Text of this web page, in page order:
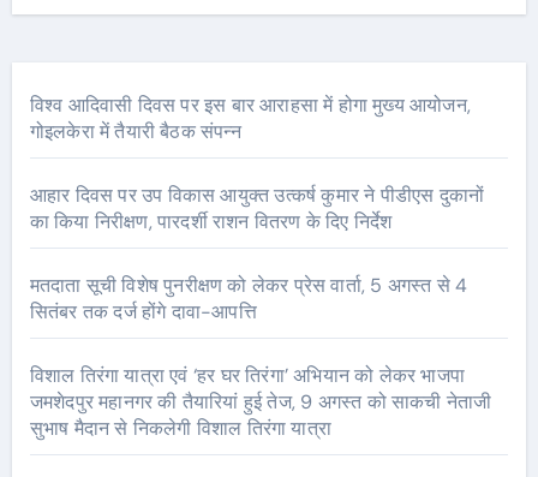
विश्व आदिवासी दिवस पर इस बार आराहसा में होगा मुख्य आयोजन,
गोइलकेरा में तैयारी बैठक संपन्न
आहार दिवस पर उप विकास आयुक्त उत्कर्ष कुमार ने पीडीएस दुकानों
का किया निरीक्षण, पारदर्शी राशन वितरण के दिए निर्देश
मतदाता सूची विशेष पुनरीक्षण को लेकर प्रेस वार्ता, 5 अगस्त से 4
सितंबर तक दर्ज होंगे दावा-आपत्ति
विशाल तिरंगा यात्रा एवं ‘हर घर तिरंगा’ अभियान को लेकर भाजपा
जमशेदपुर महानगर की तैयारियां हुई तेज, 9 अगस्त को साकची नेताजी
सुभाष मैदान से निकलेगी विशाल तिरंगा यात्रा